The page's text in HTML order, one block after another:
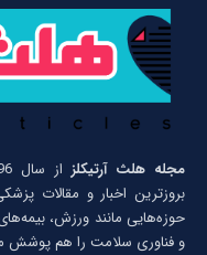
مجله هلث آرتیکلز
بروزترین اخبار و مقالات
حوزه‌هایی مانند ورزش،
و فناوری سلامت را هم پوشش